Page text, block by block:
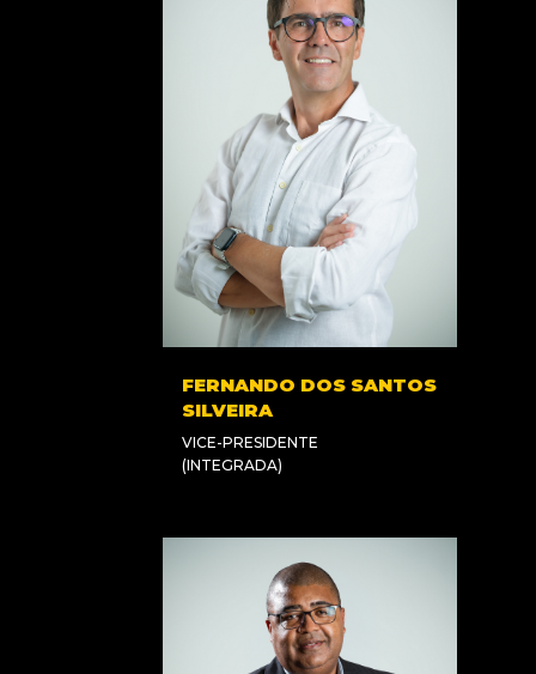
FERNANDO DOS SANTOS
SILVEIRA
VICE-PRESIDENTE
(INTEGRADA)